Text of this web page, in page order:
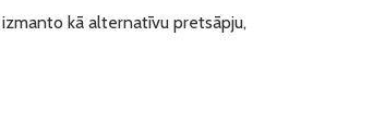
kā alternatīvu pretsāpju,